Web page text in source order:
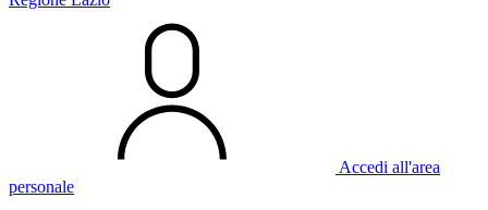
Accedi all'area
personale